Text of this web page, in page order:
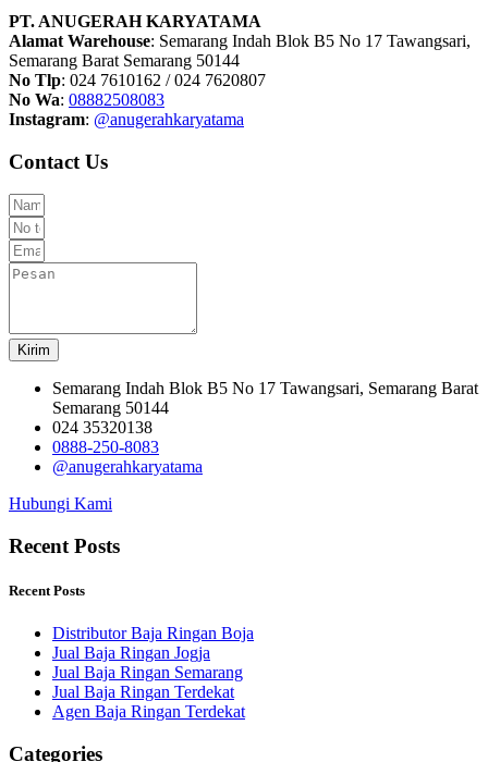
PT. ANUGERAH KARYATAMA
Alamat Warehouse: Semarang Indah Blok B5 No 17 Tawangsari,
Semarang Barat Semarang 50144
No Tlp: 024 7610162 / 024 7620807
No Wa: 08882508083
Instagram: @anugerahkaryatama
Contact Us
Kirim
Semarang Indah Blok B5 No 17 Tawangsari, Semarang Barat
Semarang 50144
024 35320138
0888-250-8083
@anugerahkaryatama
Hubungi Kami
Recent Posts
Recent Posts
Distributor Baja Ringan Boja
Jual Baja Ringan Jogja
Jual Baja Ringan Semarang
Jual Baja Ringan Terdekat
Agen Baja Ringan Terdekat
Categories